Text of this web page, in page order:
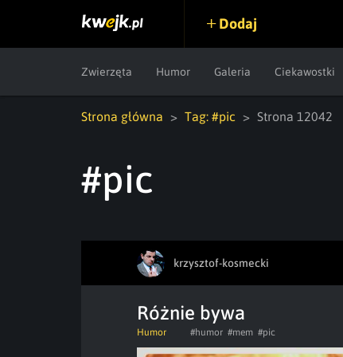
Dodaj
Zwierzęta Humor Galeria Ciekawostki
Strona główna Tag: #pic Strona 12042
#pic
krzysztof-kosmecki
Różnie bywa
Humor #humor #mem #pic